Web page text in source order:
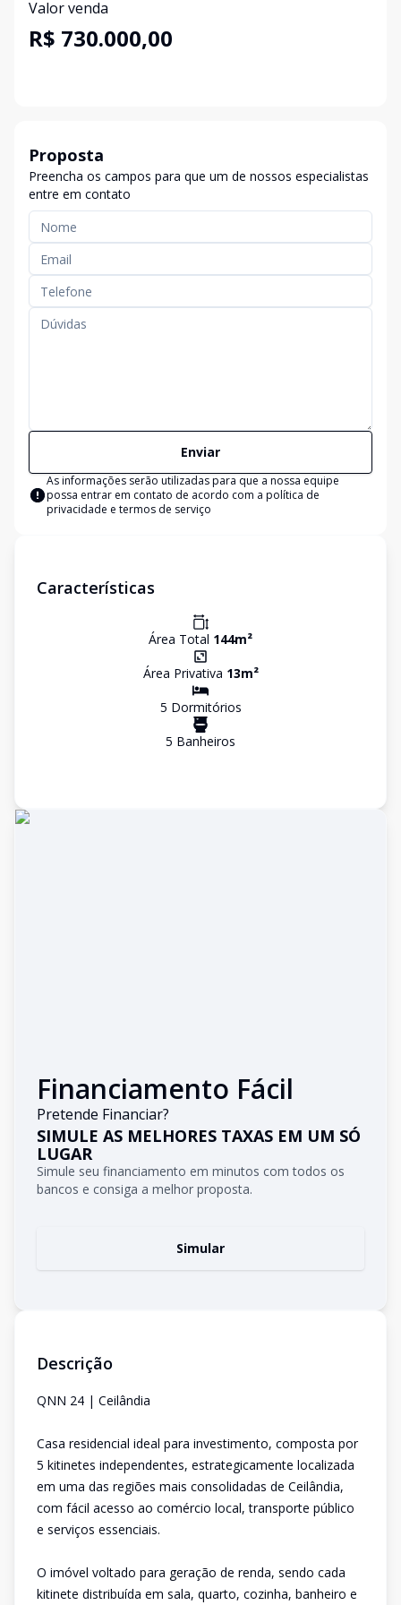
Valor venda
R$ 730.000,00
Proposta
Preencha os campos para que um de nossos especialistas
entre em contato
Enviar
As informações serão utilizadas para que a nossa equipe
possa entrar em contato de acordo com a política de
privacidade e termos de serviço
Características
Área Total 144m²
Área Privativa 13m²
5 Dormitórios
5 Banheiros
Financiamento Fácil
Pretende Financiar?
SIMULE AS MELHORES TAXAS EM UM SÓ
LUGAR
Simule seu financiamento em minutos com todos os
bancos e consiga a melhor proposta.
Simular
Descrição
QNN 24 | Ceilândia
Casa residencial ideal para investimento, composta por
5 kitinetes independentes, estrategicamente localizada
em uma das regiões mais consolidadas de Ceilândia,
com fácil acesso ao comércio local, transporte público
e serviços essenciais.
O imóvel voltado para geração de renda, sendo cada
kitinete distribuída em sala, quarto, cozinha, banheiro e